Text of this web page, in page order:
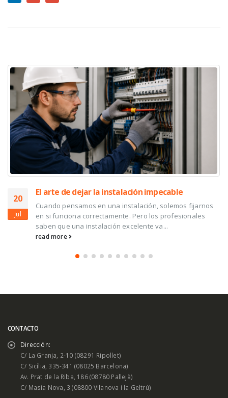
20
Jul
El arte de dejar la instalación impecable
Cuando pensamos en una instalación, solemos fijarnos
en si funciona correctamente. Pero los profesionales
saben que una instalación excelente va...
read more
CONTACTO
Dirección:
C/ La Granja, 2-10 (08291 Ripollet)
C/ Sicília, 335-341 (08025 Barcelona)
Av. Prat de la Riba, 186 (08780 Pallejà)
C/ Masia Nova, 3 (08800 Vilanova i la Geltrú)